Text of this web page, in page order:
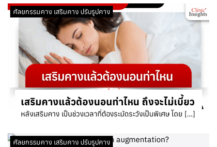
ศัลยกรรมคาง เสริมคาง ปรับรูปคาง
เสริมคางแล้วต้องนอนท่าไหน ถึงจะไม่เบี้ยว
หลังเสริมคาง เป็นช่วงเวลาที่ต้องระมัดระวังเป็นพิเศษ โดย […]
ศัลยกรรมคาง เสริมคาง ปรับรูปคาง